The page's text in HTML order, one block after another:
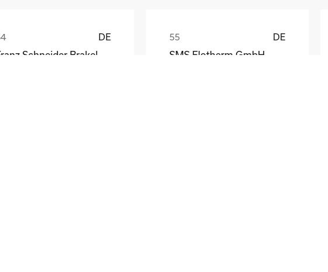
DE DE
SMS Elotherm GmbH